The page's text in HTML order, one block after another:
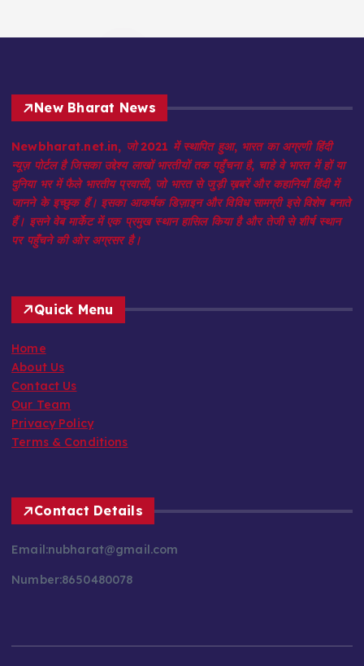
New Bharat News
न्यूज़ पोर्टल है जिसका उद्देश्य लाखों भारतीयों तक पहुँचना है, चाहे वे भारत में हों या
दुनिया भर में फैले भारतीय प्रवासी, जो भारत से जुड़ी ख़बरें और कहानियाँ हिंदी में
जानने के इच्छुक हैं। इसका आकर्षक डिज़ाइन और विविध सामग्री इसे विशेष बनाते
हैं। इसने वेब मार्केट में एक प्रमुख स्थान हासिल किया है और तेजी से शीर्ष स्थान
पर पहुँचने की ओर अग्रसर है।
Quick Menu
About Us
Contact Us
Our Team
Privacy Policy
Terms & Conditions
Contact Details